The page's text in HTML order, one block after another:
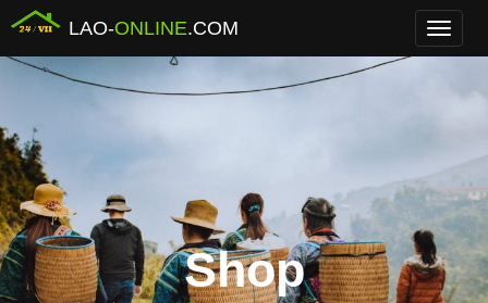
Menu
LAO-ONLINE.COM
Shop